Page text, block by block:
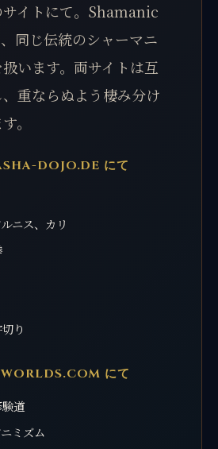
サイトにて。Shamanic
同じ伝統のシャーマニ
います。両サイトは互
重ならぬよう棲み分け
。
DOJO.DE にて
ニス、カリ
り
にて
道
ミズム